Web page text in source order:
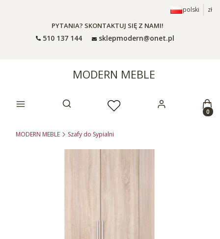
polski zł
PYTANIA? SKONTAKTUJ SIĘ Z NAMI!
510 137 144 sklepmodern@onet.pl
MODERN MEBLE
Otwórz wyszukiwarkę
MODERN MEBLE Szafy do Sypialni